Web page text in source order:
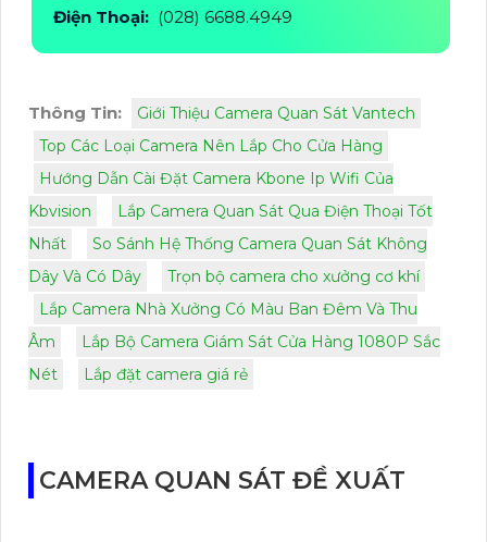
Điện Thoại: (028) 6688.4949
Thông Tin:
Giới Thiệu Camera Quan Sát Vantech
Top Các Loại Camera Nên Lắp Cho Cửa Hàng
Hướng Dẫn Cài Đặt Camera Kbone Ip Wifi Của
Kbvision
Lắp Camera Quan Sát Qua Điện Thoại Tốt
Nhất
So Sánh Hệ Thống Camera Quan Sát Không
Dây Và Có Dây
Trọn bộ camera cho xưởng cơ khí
Lắp Camera Nhà Xưởng Có Màu Ban Đêm Và Thu
Âm
Lắp Bộ Camera Giám Sát Cửa Hàng 1080P Sắc
Nét
Lắp đặt camera giá rẻ
CAMERA QUAN SÁT ĐỀ XUẤT